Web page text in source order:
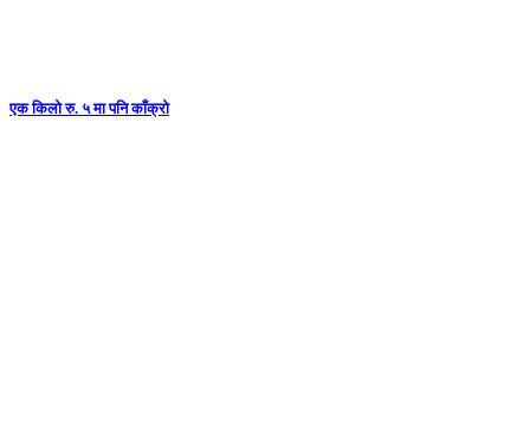
एक किलो रु. ५ मा पनि काँक्रो